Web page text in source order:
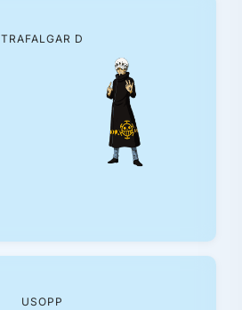
TRAFALGAR D
USOPP